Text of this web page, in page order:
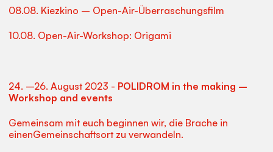
08.08. Kiezkino – Open-Air-Überraschungsfilm
10.08. Open-Air-Workshop: Origami
24. –26. August 2023 - POLIDROM in the making –
Workshop and events
Gemeinsam mit euch beginnen wir, die Brache in
einenGemeinschaftsort zu verwandeln.